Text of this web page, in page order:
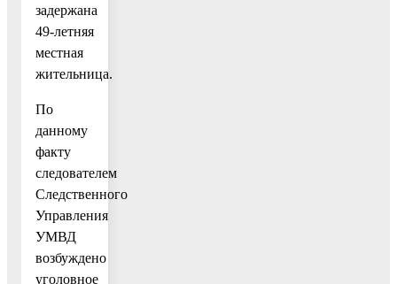
задержана
49-летняя
местная
жительница.
По
данному
факту
следователем
Следственного
Управления
УМВД
возбуждено
уголовное